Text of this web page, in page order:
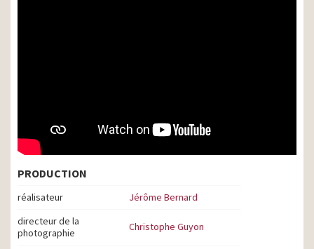
PRODUCTION
réalisateur
Jérôme Bernard
directeur de la
photographie
Christophe Guyon